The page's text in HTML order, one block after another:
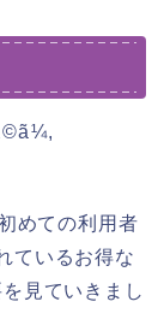
めての利用者
ているお得な
見ていきまし